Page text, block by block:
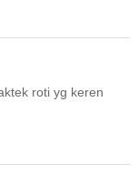
roti yg keren